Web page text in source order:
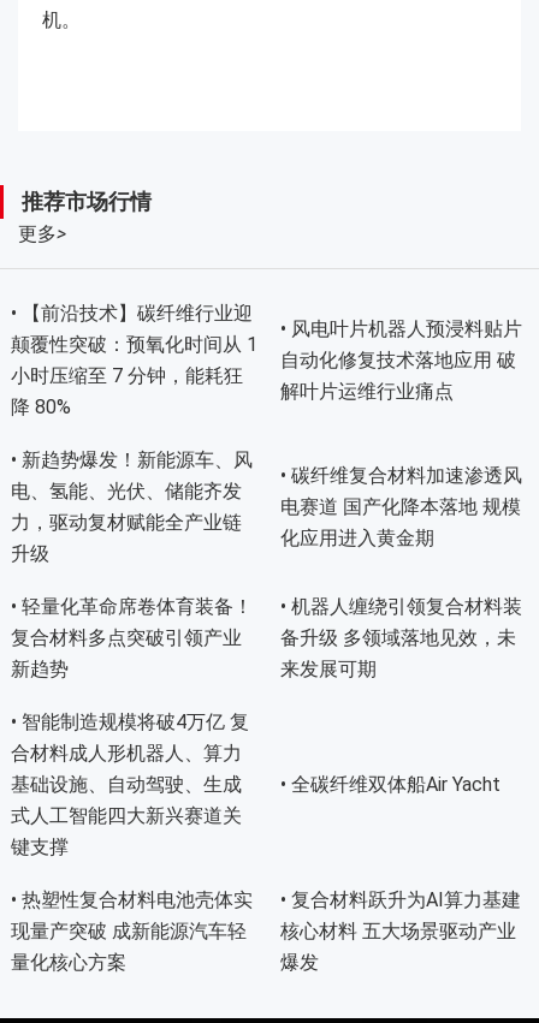
机。
推荐市场行情
更多>
• 【前沿技术】碳纤维行业迎
颠覆性突破：预氧化时间从 1
小时压缩至 7 分钟，能耗狂
降 80%
• 风电叶片机器人预浸料贴片
自动化修复技术落地应用 破
解叶片运维行业痛点
• 新趋势爆发！新能源车、风
电、氢能、光伏、储能齐发
力，驱动复材赋能全产业链
升级
• 碳纤维复合材料加速渗透风
电赛道 国产化降本落地 规模
化应用进入黄金期
• 轻量化革命席卷体育装备！
复合材料多点突破引领产业
新趋势
• 机器人缠绕引领复合材料装
备升级 多领域落地见效，未
来发展可期
• 智能制造规模将破4万亿 复
合材料成人形机器人、算力
基础设施、自动驾驶、生成
式人工智能四大新兴赛道关
键支撑
• 全碳纤维双体船Air Yacht
• 热塑性复合材料电池壳体实
现量产突破 成新能源汽车轻
量化核心方案
• 复合材料跃升为AI算力基建
核心材料 五大场景驱动产业
爆发